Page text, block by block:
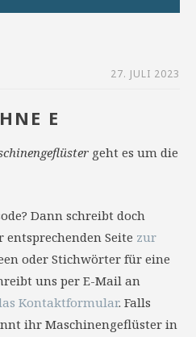
27. JULI 2023
E
geht es um die
Dann schreibt doch
Seite zur
oder Stichwörter für eine
uns per E-Mail an
Kontaktformular. Falls
ihr Maschinengeflüster in